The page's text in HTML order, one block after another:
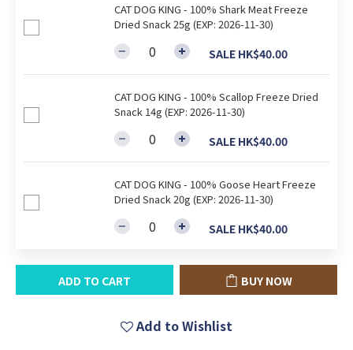
CAT DOG KING - 100% Shark Meat Freeze
Dried Snack 25g (EXP: 2026-11-30)
SALE HK$40.00
CAT DOG KING - 100% Scallop Freeze Dried
Snack 14g (EXP: 2026-11-30)
SALE HK$40.00
CAT DOG KING - 100% Goose Heart Freeze
Dried Snack 20g (EXP: 2026-11-30)
SALE HK$40.00
ADD TO CART BUY NOW
Add to Wishlist